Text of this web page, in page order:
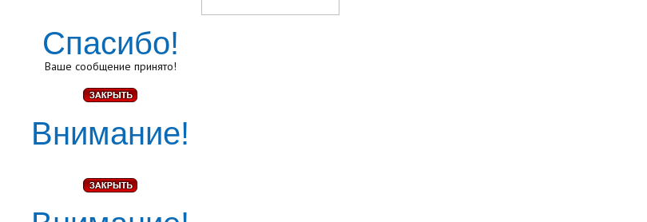
Спасибо!
Ваше сообщение принято!
Внимание!